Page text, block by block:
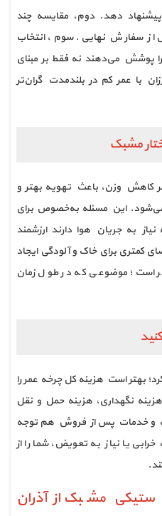
دهد. دوم، مقایسه چند
از سفارش نهایی. سوم، انتخاب
پوشش می‌دهند نه فقط بر مبنای
با عمر کم در بلندمدت گران‌تر
مشبک
کاهش وزن، باعث تهویه بهتر و
این مسئله به‌خصوص برای
به جریان هوا دارند ارزشمند
برای خاک و آلودگی ایجاد
است؛ موضوعی که در طول زمان
بهتر است هزینه کل چرخه عمر را
نگهداری، هزینه حمل و نقل
و خدمات پس از فروش هم توجه
یا نیاز به تعویض، شما را از
مشبک از آذران